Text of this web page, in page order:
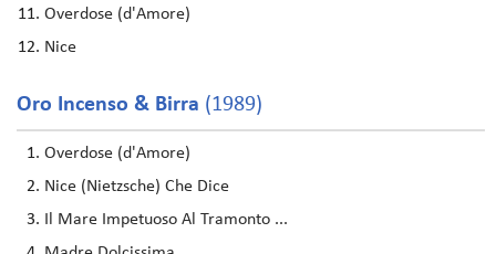
Overdose (d'Amore)
Nice
Oro Incenso & Birra (1989)
Overdose (d'Amore)
Nice (Nietzsche) Che Dice
Il Mare Impetuoso Al Tramonto ...